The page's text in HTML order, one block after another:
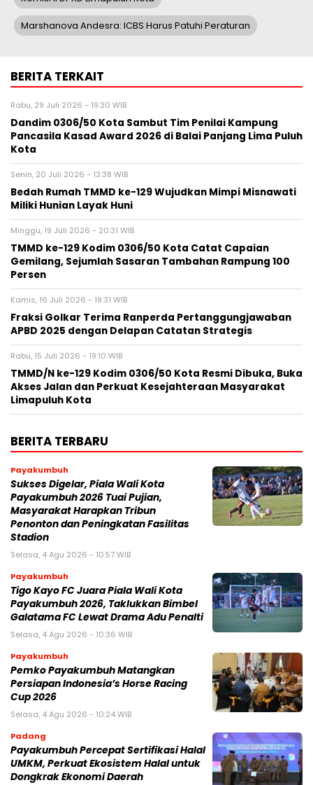
Marshanova Andesra: ICBS Harus Patuhi Peraturan
BERITA TERKAIT
Rabu, 29 Juli 2026 - 19:30 WIB
Dandim 0306/50 Kota Sambut Tim Penilai Kampung
Pancasila Kasad Award 2026 di Balai Panjang Lima Puluh
Kota
Senin, 20 Juli 2026 - 13:38 WIB
Bedah Rumah TMMD ke-129 Wujudkan Mimpi Misnawati
Miliki Hunian Layak Huni
Minggu, 19 Juli 2026 - 20:31 WIB
TMMD ke-129 Kodim 0306/50 Kota Catat Capaian
Gemilang, Sejumlah Sasaran Tambahan Rampung 100
Persen
Kamis, 16 Juli 2026 - 19:31 WIB
Fraksi Golkar Terima Ranperda Pertanggungjawaban
APBD 2025 dengan Delapan Catatan Strategis
Rabu, 15 Juli 2026 - 19:10 WIB
TMMD/N ke-129 Kodim 0306/50 Kota Resmi Dibuka, Buka
Akses Jalan dan Perkuat Kesejahteraan Masyarakat
Limapuluh Kota
BERITA TERBARU
Payakumbuh
Sukses Digelar, Piala Wali Kota
Payakumbuh 2026 Tuai Pujian,
Masyarakat Harapkan Tribun
Penonton dan Peningkatan Fasilitas
Stadion
Selasa, 4 Agu 2026 - 10:57 WIB
Payakumbuh
Tigo Kayo FC Juara Piala Wali Kota
Payakumbuh 2026, Taklukkan Bimbel
Galatama FC Lewat Drama Adu Penalti
Selasa, 4 Agu 2026 - 10:36 WIB
Payakumbuh
Pemko Payakumbuh Matangkan
Persiapan Indonesia’s Horse Racing
Cup 2026
Selasa, 4 Agu 2026 - 10:24 WIB
Padang
Payakumbuh Percepat Sertifikasi Halal
UMKM, Perkuat Ekosistem Halal untuk
Dongkrak Ekonomi Daerah